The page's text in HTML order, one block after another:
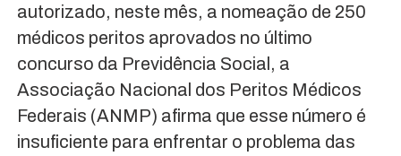
autorizado, neste mês, a nomeação de 250
médicos peritos aprovados no último
concurso da Previdência Social, a
Associação Nacional dos Peritos Médicos
Federais (ANMP) afirma que esse número é
insuficiente para enfrentar o problema das